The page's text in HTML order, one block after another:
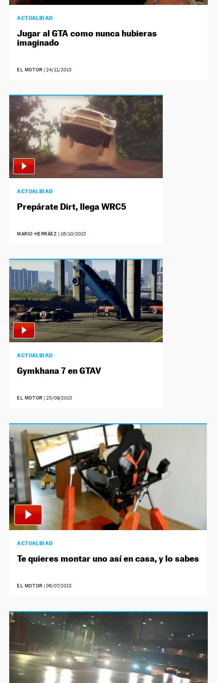
ACTUALIDAD
Jugar al GTA como nunca hubieras
imaginado
EL MOTOR | 24/11/2015
ACTUALIDAD
Prepárate Dirt, llega WRC5
MARIO HERRÁEZ | 16/10/2015
ACTUALIDAD
Gymkhana 7 en GTAV
EL MOTOR 25/09/2015
ACTUALIDAD
Te quieres montar uno así en casa, y lo sabes
EL MOTOR | 06/07/2015